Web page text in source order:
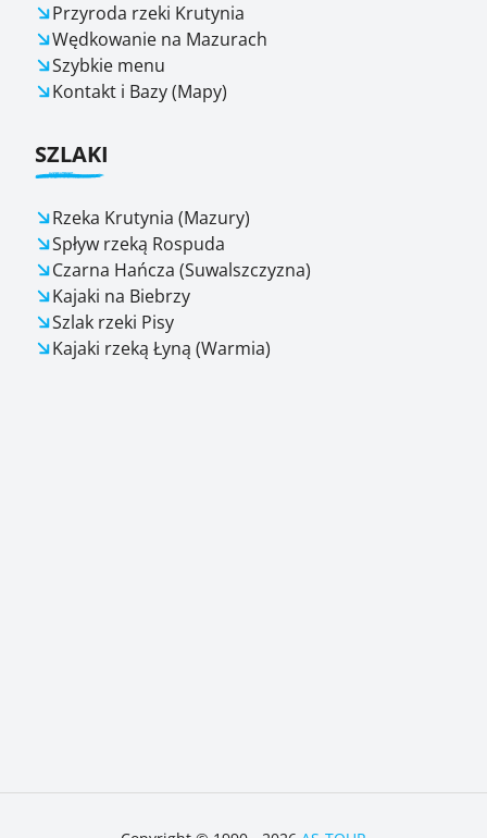
Przyroda rzeki Krutynia
Wędkowanie na Mazurach
Szybkie menu
Kontakt i Bazy (Mapy)
SZLAKI
Rzeka Krutynia (Mazury)
Spływ rzeką Rospuda
Czarna Hańcza (Suwalszczyzna)
Kajaki na Biebrzy
Szlak rzeki Pisy
Kajaki rzeką Łyną (Warmia)